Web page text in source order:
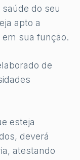
do seu
apto a
em sua função.
de
esteja
deverá
atestando